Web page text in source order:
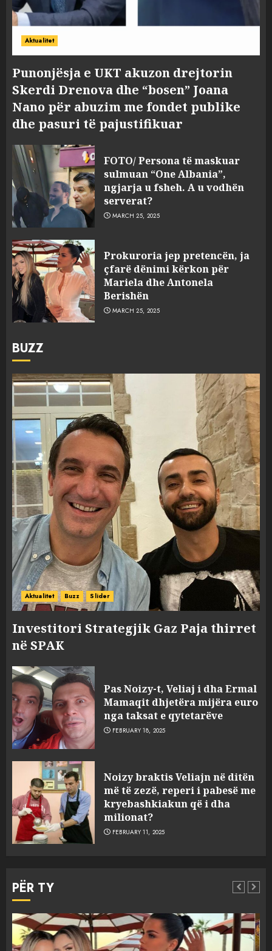
Aktualitet
Punonjësja e UKT akuzon drejtorin
Skerdi Drenova dhe “bosen” Joana
Nano për abuzim me fondet publike
dhe pasuri të pajustifikuar
FOTO/ Persona të maskuar
sulmuan “One Albania”,
ngjarja u fsheh. A u vodhën
serverat?
MARCH 25, 2025
Prokuroria jep pretencën, ja
çfarë dënimi kërkon për
Mariela dhe Antonela
Berishën
MARCH 25, 2025
BUZZ
Aktualitet Buzz Slider
Investitori Strategjik Gaz Paja thirret
në SPAK
Pas Noizy-t, Veliaj i dha Ermal
Mamaqit dhjetëra mijëra euro
nga taksat e qytetarëve
FEBRUARY 18, 2025
Noizy braktis Veliajn në ditën
më të zezë, reperi i pabesë me
kryebashkiakun që i dha
milionat?
FEBRUARY 11, 2025
PËR TY
3
sulmuan “One Albania”,
ngjarja u fsheh. A u vodhën
serverat?
MARCH 25, 2025
4 MARCH 25, 2025